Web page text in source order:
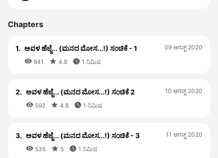
Chapters
1. ಅವಳ ಹೆಜ್ಜೆ... (ಮನದ ಮೋಸ...!) ಸಂಚಿಕೆ - 1
 841  4.8  1 ನಿಮಿಷ
09 ಆಗಸ್ಟ್ 2020
2. ಅವಳ ಹೆಜ್ಜೆ... (ಮನದ ಮೋಸ...!) ಸಂಚಿಕೆ 2
 592  4.8  1 ನಿಮಿಷ
10 ಆಗಸ್ಟ್ 2020
3. ಅವಳ ಹೆಜ್ಜೆ... (ಮನದ ಮೋಸ...!) ಸಂಚಿಕೆ - 3
 535  5  1 ನಿಮಿಷ
11 ಆಗಸ್ಟ್ 2020